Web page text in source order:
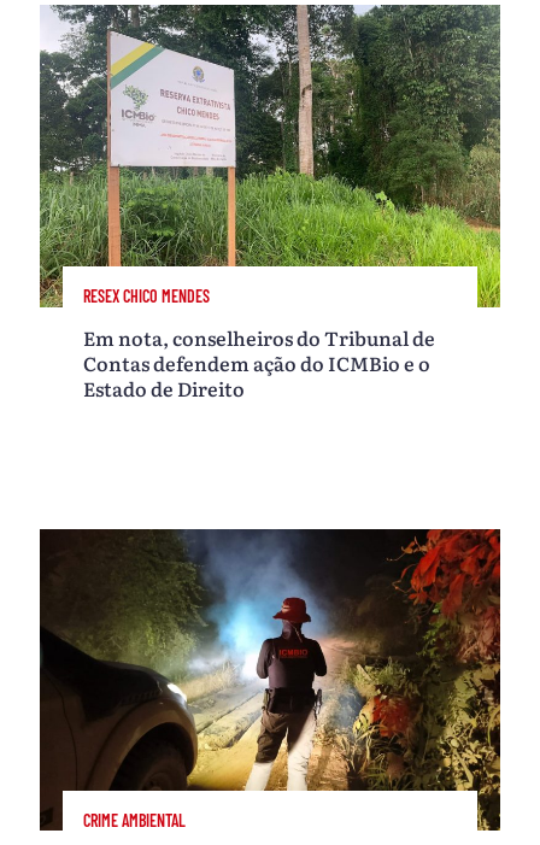
RESEX CHICO MENDES
Em nota, conselheiros do Tribunal de
Contas defendem ação do ICMBio e o
Estado de Direito
CRIME AMBIENTAL